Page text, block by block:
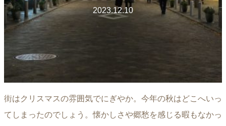
2023.12.10
街はクリスマスの雰囲気でにぎやか。今年の秋はどこへいっ
てしまったのでしょう。懐かしさや郷愁を感じる暇もなかっ